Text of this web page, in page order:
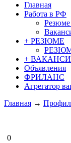
Главная
Работа в РФ
+ РЕЗЮМЕ
+
Объявления
ФРИЛАНС
Агрегатор
Главная →
0